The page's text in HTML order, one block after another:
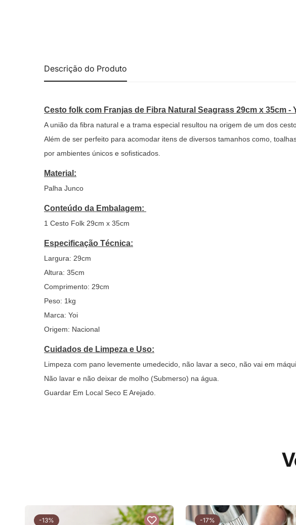
Descrição do Produto
Cesto folk com Franjas de Fibra Natural Seagrass 29cm x 35cm -
A união da fibra natural e a trama especial resultou na origem de um dos
Além de ser perfeito para acomodar itens de diversos tamanhos como,
por ambientes únicos e sofisticados.
Material:
Palha Junco
Conteúdo da Embalagem:
1 Cesto Folk 29cm x 35cm
Especificação Técnica:
Largura: 29cm
Altura: 35cm
Comprimento: 29cm
Peso: 1kg
Marca: Yoi
Origem: Nacional
Cuidados de Limpeza e Uso:
Limpeza com pano levemente umedecido, não lavar a seco, não vai em
Não lavar e não deixar de molho (Submerso) na água.
Guardar Em Local Seco E Arejado.
-13% -17%